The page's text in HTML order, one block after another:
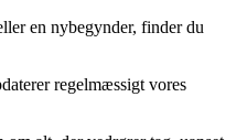
en nybegynder, finder du
regelmæssigt vores